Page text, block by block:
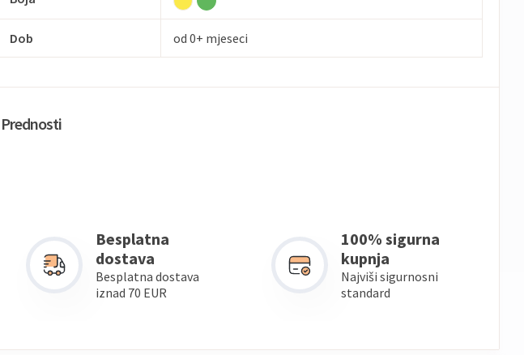
Dob od 0+ mjeseci
Prednosti
Besplatna
dostava
Besplatna dostava
iznad 70 EUR
100% sigurna
kupnja
Najviši sigurnosni
standard